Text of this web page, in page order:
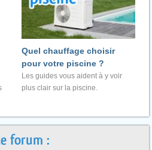
Quel chauffage choisir
pour votre piscine ?
Les guides vous aident à y voir
plus clair sur la piscine.
forum :